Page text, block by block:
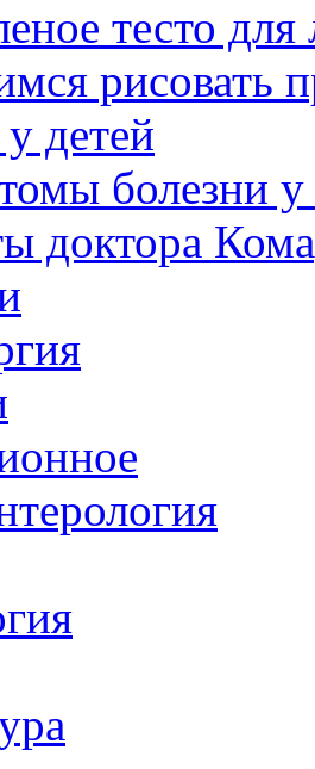
тесто для
рисовать
детей
болезни у
доктора